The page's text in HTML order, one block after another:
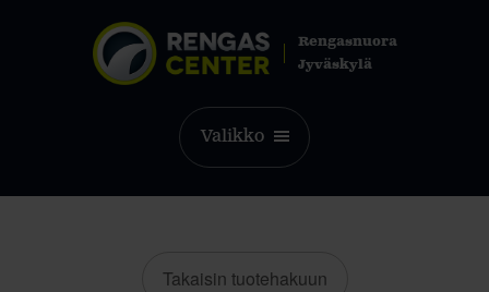
Rengasnuora
Jyväskylä
Valikko
Takaisin tuotehakuun